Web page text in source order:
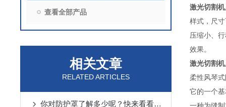
查看全部产品
相关文章
RELATED ARTICLES
你对防护罩了解多少呢？快来看看吧！
激光切割
样式，尺
压缩小、
效果。
激光切割
柔性风琴
它的一个